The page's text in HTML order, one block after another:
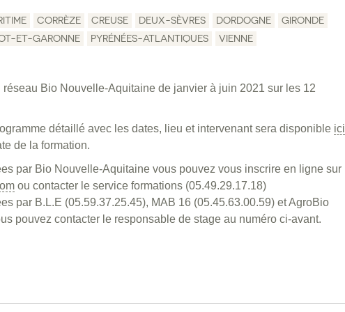
CORRÈZE CREUSE DEUX-SÈVRES DORDOGNE
GIRONDE
ET-GARONNE PYRÉNÉES-ATLANTIQUES VIENNE
réseau Bio Nouvelle-Aquitaine de janvier à juin 2021 sur les 12
détaillé avec les dates, lieu et intervenant sera disponible ici
de la formation.
par Bio Nouvelle-Aquitaine vous pouvez vous inscrire en ligne sur
ou contacter le service formations (05.49.29.17.18)
par B.L.E (05.59.37.25.45), MAB 16 (05.45.63.00.59) et AgroBio
pouvez contacter le responsable de stage au numéro ci-avant.